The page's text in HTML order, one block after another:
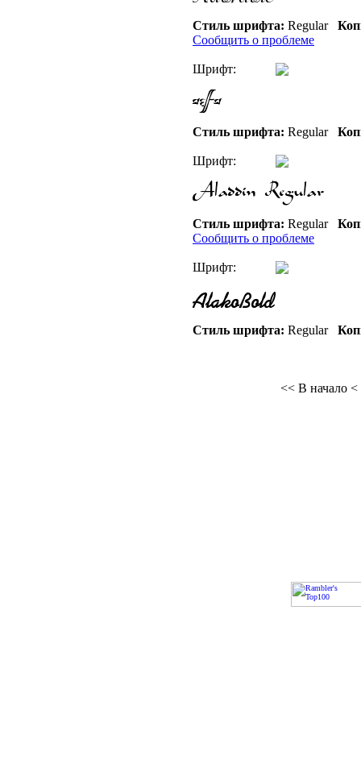
Стиль шрифта: Regular
Сообщить о проблеме
Шрифт:
Стиль шрифта: Regular
Шрифт:
Стиль шрифта: Regular
Сообщить о проблеме
Шрифт:
Стиль шрифта: Regular
<< В начало <